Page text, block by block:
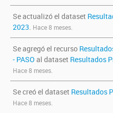
Se actualizó el dataset
2023. Hace 8 meses.
Se agregó el recurso
- PASO al dataset Resultados
Hace 8 meses.
Se creó el dataset Resultados
Hace 8 meses.